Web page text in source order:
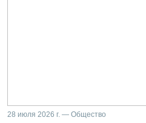
28 июля 2026 г. — Общество